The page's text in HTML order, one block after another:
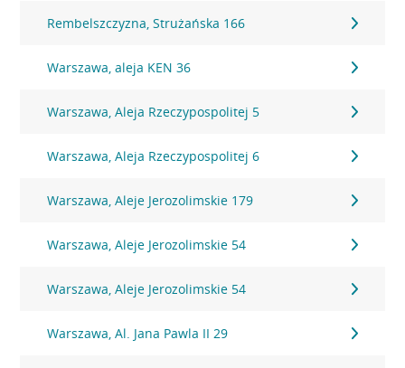
Rembelszczyzna, Strużańska 166
Warszawa, aleja KEN 36
Warszawa, Aleja Rzeczypospolitej 5
Warszawa, Aleja Rzeczypospolitej 6
Warszawa, Aleje Jerozolimskie 179
Warszawa, Aleje Jerozolimskie 54
Warszawa, Aleje Jerozolimskie 54
Warszawa, Al. Jana Pawla II 29